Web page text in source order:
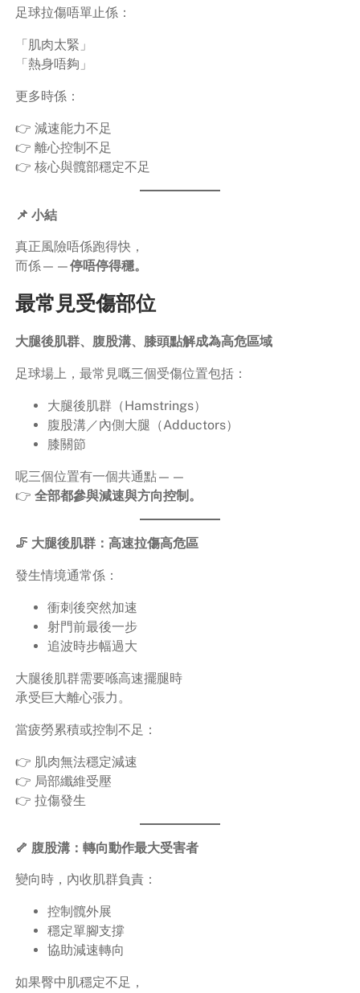
足球拉傷唔單止係：
「肌肉太緊」
「熱身唔夠」
更多時係：
👉 減速能力不足
👉 離心控制不足
👉 核心與髖部穩定不足
📌 小結
真正風險唔係跑得快，
而係——停唔停得穩。
最常見受傷部位
大腿後肌群、腹股溝、膝頭點解成為高危區域
足球場上，最常見嘅三個受傷位置包括：
大腿後肌群（Hamstrings）
腹股溝／內側大腿（Adductors）
膝關節
呢三個位置有一個共通點——
👉 全部都參與減速與方向控制。
🦵 大腿後肌群：高速拉傷高危區
發生情境通常係：
衝刺後突然加速
射門前最後一步
追波時步幅過大
大腿後肌群需要喺高速擺腿時
承受巨大離心張力。
當疲勞累積或控制不足：
👉 肌肉無法穩定減速
👉 局部纖維受壓
👉 拉傷發生
🦴 腹股溝：轉向動作最大受害者
變向時，內收肌群負責：
控制髖外展
穩定單腳支撐
協助減速轉向
如果臀中肌穩定不足，